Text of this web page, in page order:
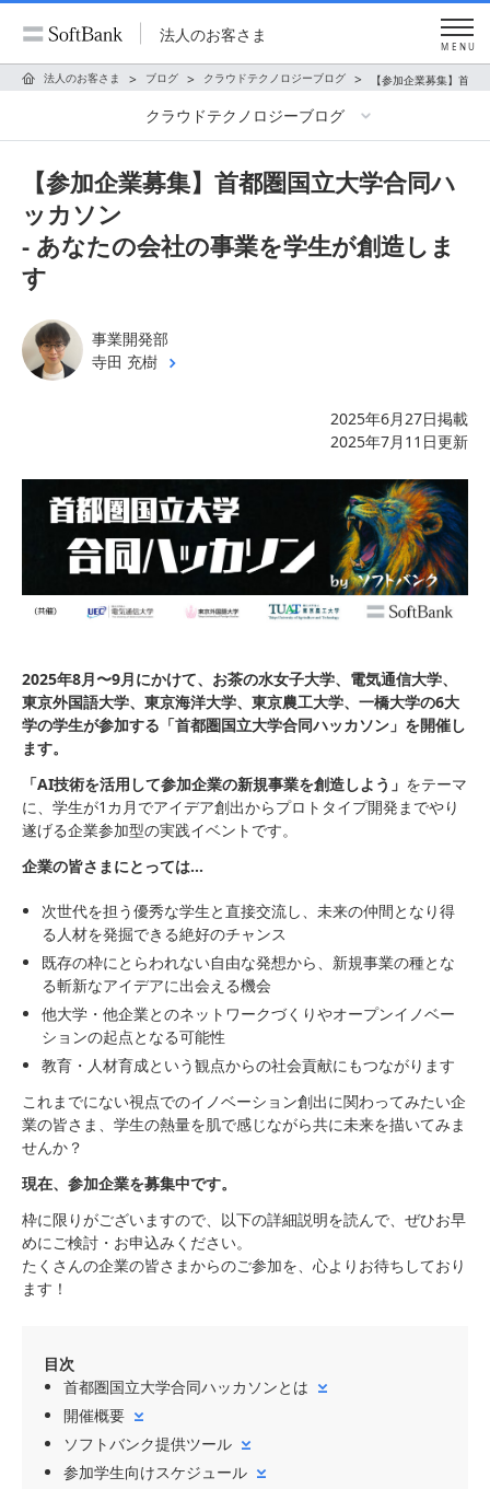
法人のお客さま
MENU
法人のお客さま ブログ クラウドテクノロジーブログ 【参加企業募集】首都
クラウドテクノロジーブログ
【参加企業募集】首都圏国立大学合同ハ
ッカソン
- あなたの会社の事業を学生が創造しま
す
事業開発部
寺田 充樹
2025年6月27日掲載
2025年7月11日更新
2025年8月〜9月にかけて、お茶の水女子大学、電気通信大学、
東京外国語大学、東京海洋大学、東京農工大学、一橋大学の6大
学の学生が参加する「首都圏国立大学合同ハッカソン」を開催し
ます。
「AI技術を活用して参加企業の新規事業を創造しよう」 をテーマ
に、学生が1カ月でアイデア創出からプロトタイプ開発までやり
遂げる企業参加型の実践イベントです。
企業の皆さまにとっては…
次世代を担う優秀な学生と直接交流し、未来の仲間となり得
る人材を発掘できる絶好のチャンス
既存の枠にとらわれない自由な発想から、新規事業の種とな
る斬新なアイデアに出会える機会
他大学・他企業とのネットワークづくりやオープンイノベー
ションの起点となる可能性
教育・人材育成という観点からの社会貢献にもつながります
これまでにない視点でのイノベーション創出に関わってみたい企
業の皆さま、学生の熱量を肌で感じながら共に未来を描いてみま
せんか？
現在、参加企業を募集中です。
枠に限りがございますので、以下の詳細説明を読んで、ぜひお早
めにご検討・お申込みください。
たくさんの企業の皆さまからのご参加を、心よりお待ちしており
ます！
目次
首都圏国立大学合同ハッカソンとは
開催概要
ソフトバンク提供ツール
参加学生向けスケジュール